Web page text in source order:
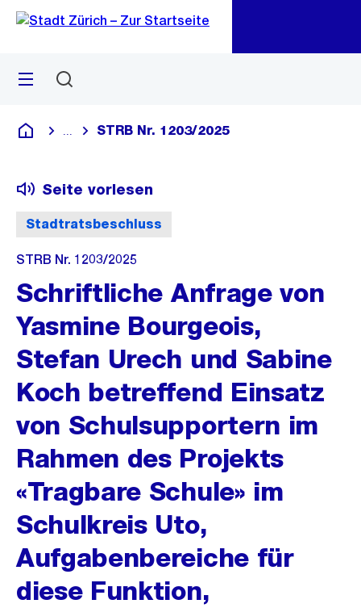
Navigation
Sprunglink
Menü
Deutsch
Blende alle Breadcrumbs ein
STRB Nr. 1203/2025
Stadtratsbeschluss
Seite vorlesen
STRB Nr. 1203/2025
Schriftliche Anfrage von
Yasmine Bourgeois,
Stefan Urech und Sabine
Koch betreffend Einsatz
von Schulsupportern im
Rahmen des Projekts
«Tragbare Schule» im
Schulkreis Uto,
Aufgabenbereiche für
diese Funktion,